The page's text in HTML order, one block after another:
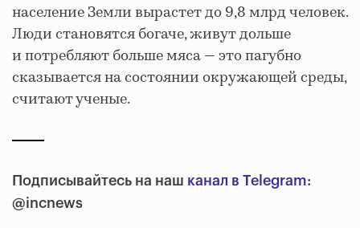
население Земли вырастет до 9,8 млрд человек.
Люди становятся богаче, живут дольше
и потребляют больше мяса — это пагубно
сказывается на состоянии окружающей среды,
считают ученые.
Подписывайтесь на наш канал в Telegram:
@incnews